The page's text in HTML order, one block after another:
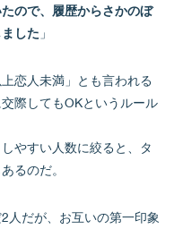
ので、履歴からさかのぼ
した 」
恋人未満」とも言われる
際してもOKというルール
やすい人数に絞ると、タ
るのだ。
人だが、お互いの第一印象